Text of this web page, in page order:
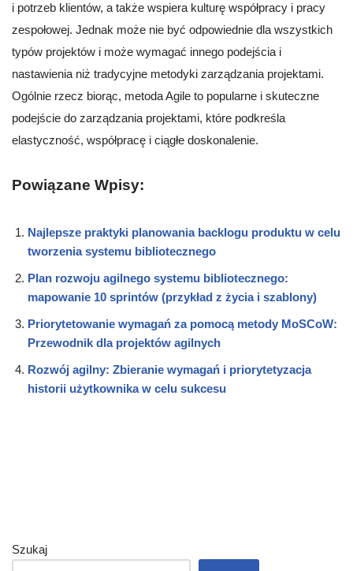
i potrzeb klientów, a także wspiera kulturę współpracy i pracy
zespołowej. Jednak może nie być odpowiednie dla wszystkich
typów projektów i może wymagać innego podejścia i
nastawienia niż tradycyjne metodyki zarządzania projektami.
Ogólnie rzecz biorąc, metoda Agile to popularne i skuteczne
podejście do zarządzania projektami, które podkreśla
elastyczność, współpracę i ciągłe doskonalenie.
Powiązane Wpisy:
Najlepsze praktyki planowania backlogu produktu w celu
tworzenia systemu bibliotecznego
Plan rozwoju agilnego systemu bibliotecznego:
mapowanie 10 sprintów (przykład z życia i szablony)
Priorytetowanie wymagań za pomocą metody MoSCoW:
Przewodnik dla projektów agilnych
Rozwój agilny: Zbieranie wymagań i priorytetyzacja
historii użytkownika w celu sukcesu
Szukaj